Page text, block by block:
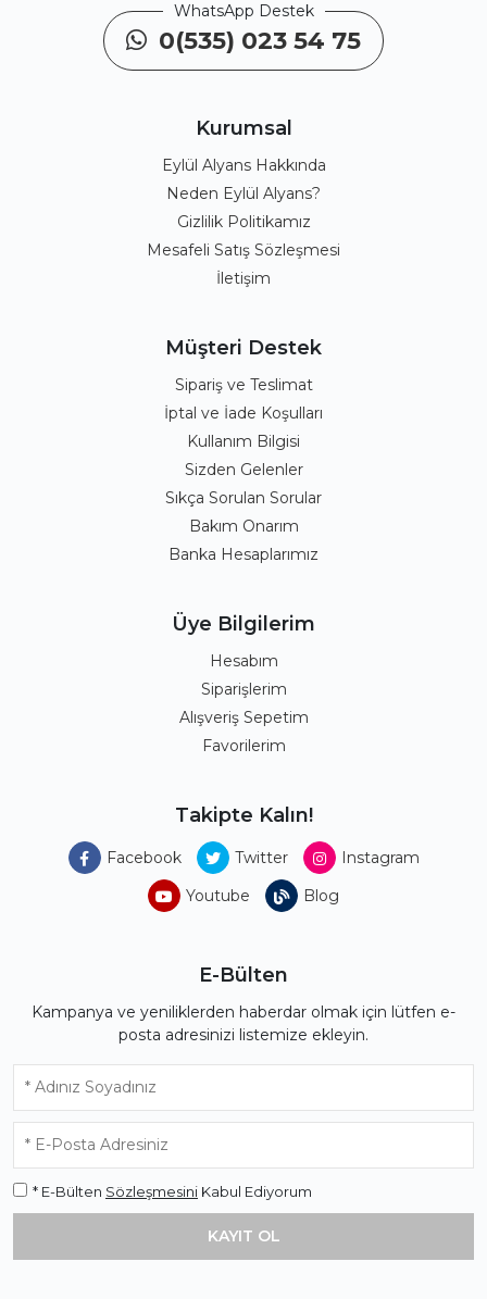
WhatsApp Destek
0(535) 023 54 75
Kurumsal
Eylül Alyans Hakkında
Neden Eylül Alyans?
Gizlilik Politikamız
Mesafeli Satış Sözleşmesi
İletişim
Müşteri Destek
Sipariş ve Teslimat
İptal ve İade Koşulları
Kullanım Bilgisi
Sizden Gelenler
Sıkça Sorulan Sorular
Bakım Onarım
Banka Hesaplarımız
Üye Bilgilerim
Hesabım
Siparişlerim
Alışveriş Sepetim
Favorilerim
Takipte Kalın!
Facebook Twitter
Instagram
Youtube
Blog
E-Bülten
Kampanya ve yeniliklerden haberdar olmak için lütfen e-
posta adresinizi listemize ekleyin.
* E-Bülten Sözleşmesini Kabul Ediyorum